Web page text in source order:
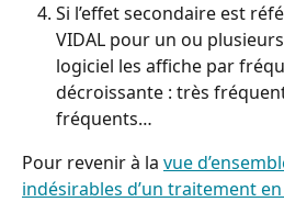
Si l’effet secondaire est
VIDAL pour un ou
logiciel les affiche par
décroissante : très
fréquents…
Pour revenir à la vue
indésirables d’un traitement